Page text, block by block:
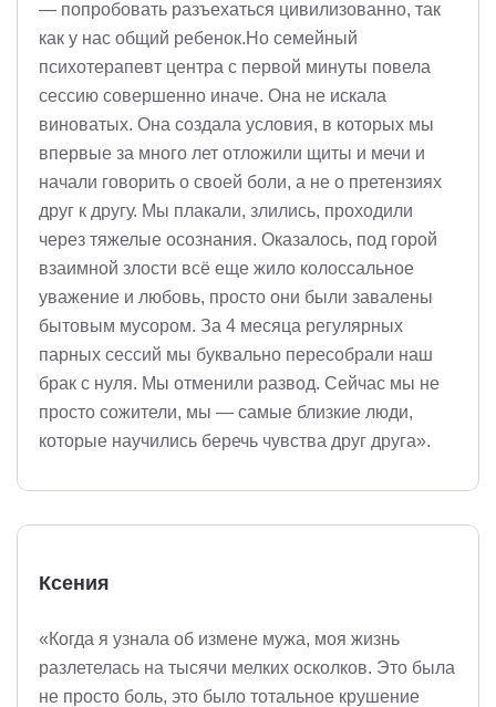
— попробовать разъехаться цивилизованно, так
как у нас общий ребенок.Но семейный
психотерапевт центра с первой минуты повела
сессию совершенно иначе. Она не искала
виноватых. Она создала условия, в которых мы
впервые за много лет отложили щиты и мечи и
начали говорить о своей боли, а не о претензиях
друг к другу. Мы плакали, злились, проходили
через тяжелые осознания. Оказалось, под горой
взаимной злости всё еще жило колоссальное
уважение и любовь, просто они были завалены
бытовым мусором. За 4 месяца регулярных
парных сессий мы буквально пересобрали наш
брак с нуля. Мы отменили развод. Сейчас мы не
просто сожители, мы — самые близкие люди,
которые научились беречь чувства друг друга».
Ксения
«Когда я узнала об измене мужа, моя жизнь
разлетелась на тысячи мелких осколков. Это была
не просто боль, это было тотальное крушение